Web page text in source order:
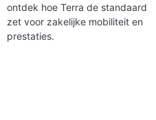
ontdek hoe Terra de standaard
zet voor zakelijke mobiliteit en
prestaties.